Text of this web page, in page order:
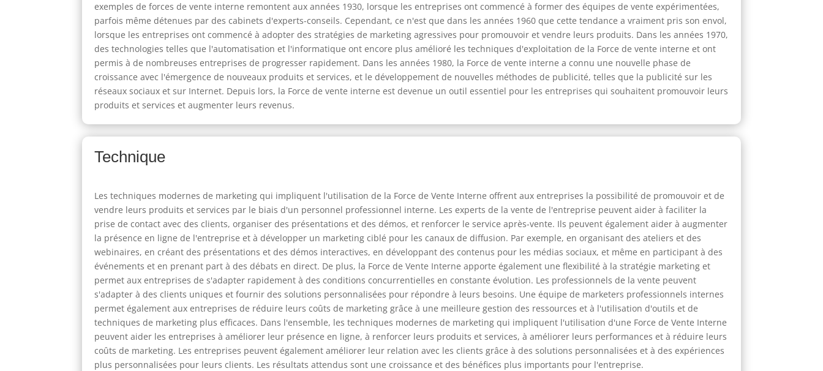
exemples de forces de vente interne remontent aux années 1930, lorsque les entreprises ont commencé à former des équipes de vente expérimentées,
parfois même détenues par des cabinets d'experts-conseils. Cependant, ce n'est que dans les années 1960 que cette tendance a vraiment pris son envol,
lorsque les entreprises ont commencé à adopter des stratégies de marketing agressives pour promouvoir et vendre leurs produits. Dans les années 1970,
des technologies telles que l'automatisation et l'informatique ont encore plus amélioré les techniques d'exploitation de la Force de vente interne et ont
permis à de nombreuses entreprises de progresser rapidement. Dans les années 1980, la Force de vente interne a connu une nouvelle phase de
croissance avec l'émergence de nouveaux produits et services, et le développement de nouvelles méthodes de publicité, telles que la publicité sur les
réseaux sociaux et sur Internet. Depuis lors, la Force de vente interne est devenue un outil essentiel pour les entreprises qui souhaitent promouvoir leurs
produits et services et augmenter leurs revenus.
Technique
Les techniques modernes de marketing qui impliquent l'utilisation de la Force de Vente Interne offrent aux entreprises la possibilité de promouvoir et de
vendre leurs produits et services par le biais d'un personnel professionnel interne. Les experts de la vente de l'entreprise peuvent aider à faciliter la
prise de contact avec des clients, organiser des présentations et des démos, et renforcer le service après-vente. Ils peuvent également aider à augmenter
la présence en ligne de l'entreprise et à développer un marketing ciblé pour les canaux de diffusion. Par exemple, en organisant des ateliers et des
webinaires, en créant des présentations et des démos interactives, en développant des contenus pour les médias sociaux, et même en participant à des
événements et en prenant part à des débats en direct. De plus, la Force de Vente Interne apporte également une flexibilité à la stratégie marketing et
permet aux entreprises de s'adapter rapidement à des conditions concurrentielles en constante évolution. Les professionnels de la vente peuvent
s'adapter à des clients uniques et fournir des solutions personnalisées pour répondre à leurs besoins. Une équipe de marketers professionnels internes
permet également aux entreprises de réduire leurs coûts de marketing grâce à une meilleure gestion des ressources et à l'utilisation d'outils et de
techniques de marketing plus efficaces. Dans l'ensemble, les techniques modernes de marketing qui impliquent l'utilisation d'une Force de Vente Interne
peuvent aider les entreprises à améliorer leur présence en ligne, à renforcer leurs produits et services, à améliorer leurs performances et à réduire leurs
coûts de marketing. Les entreprises peuvent également améliorer leur relation avec les clients grâce à des solutions personnalisées et à des expériences
plus personnalisées pour leurs clients. Les résultats attendus sont une croissance et des bénéfices plus importants pour l'entreprise.